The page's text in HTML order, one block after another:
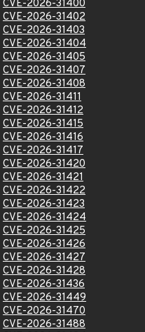
CVE-2026-31400
CVE-2026-31402
CVE-2026-31403
CVE-2026-31404
CVE-2026-31405
CVE-2026-31407
CVE-2026-31408
CVE-2026-31411
CVE-2026-31412
CVE-2026-31415
CVE-2026-31416
CVE-2026-31417
CVE-2026-31420
CVE-2026-31421
CVE-2026-31422
CVE-2026-31423
CVE-2026-31424
CVE-2026-31425
CVE-2026-31426
CVE-2026-31427
CVE-2026-31428
CVE-2026-31436
CVE-2026-31449
CVE-2026-31470
CVE-2026-31488